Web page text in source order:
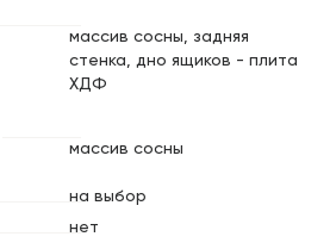
массив сосны, задняя
стенка, дно ящиков - плита
ХДФ
массив сосны
на выбор
нет